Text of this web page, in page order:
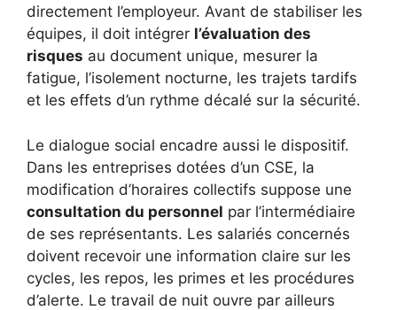
directement l’employeur. Avant de stabiliser les
équipes, il doit intégrer l’évaluation des
risques au document unique, mesurer la
fatigue, l’isolement nocturne, les trajets tardifs
et les effets d’un rythme décalé sur la sécurité.
Le dialogue social encadre aussi le dispositif.
Dans les entreprises dotées d’un CSE, la
modification d’horaires collectifs suppose une
consultation du personnel par l’intermédiaire
de ses représentants. Les salariés concernés
doivent recevoir une information claire sur les
cycles, les repos, les primes et les procédures
d’alerte. Le travail de nuit ouvre par ailleurs